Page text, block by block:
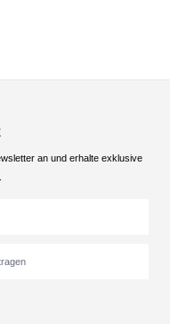
an und erhalte exklusive